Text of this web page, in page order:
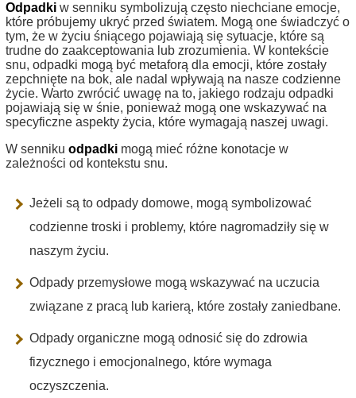
Odpadki w senniku symbolizują często niechciane emocje,
które próbujemy ukryć przed światem. Mogą one świadczyć o
tym, że w życiu śniącego pojawiają się sytuacje, które są
trudne do zaakceptowania lub zrozumienia. W kontekście
snu, odpadki mogą być metaforą dla emocji, które zostały
zepchnięte na bok, ale nadal wpływają na nasze codzienne
życie. Warto zwrócić uwagę na to, jakiego rodzaju odpadki
pojawiają się w śnie, ponieważ mogą one wskazywać na
specyficzne aspekty życia, które wymagają naszej uwagi.
W senniku odpadki mogą mieć różne konotacje w
zależności od kontekstu snu.
Jeżeli są to odpady domowe, mogą symbolizować
codzienne troski i problemy, które nagromadziły się w
naszym życiu.
Odpady przemysłowe mogą wskazywać na uczucia
związane z pracą lub karierą, które zostały zaniedbane.
Odpady organiczne mogą odnosić się do zdrowia
fizycznego i emocjonalnego, które wymaga
oczyszczenia.